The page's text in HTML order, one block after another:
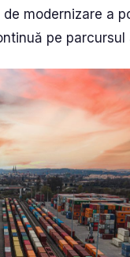
modernizare a
pe parcursul